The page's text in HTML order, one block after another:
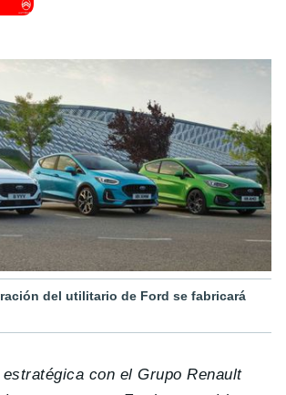
del utilitario de Ford se fabricará
con el Grupo Renault